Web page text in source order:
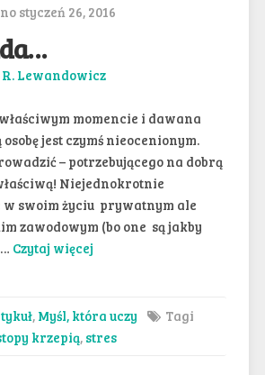
styczeń 26, 2016
Lewandowicz
momencie i dawana
jest czymś nieocenionym.
– potrzebującego na dobrą
Niejednokrotnie
w swoim życiu prywatnym ale
zawodowym (bo one są jakby
Czytaj więcej
, Myśl, która uczy
Tagi
krzepią, stres